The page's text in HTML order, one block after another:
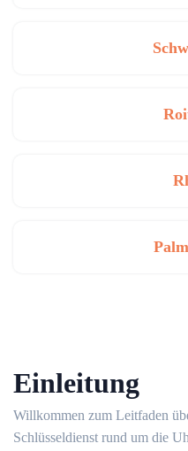
Einleitung
Willkommen zum Leitfaden
Schlüsseldienst rund um die